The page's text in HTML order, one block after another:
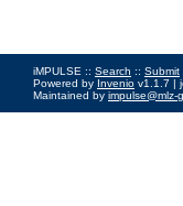
iMPULSE :: Search :: Submit
Powered by Invenio v1.1.7 |
Maintained by impulse@mlz-